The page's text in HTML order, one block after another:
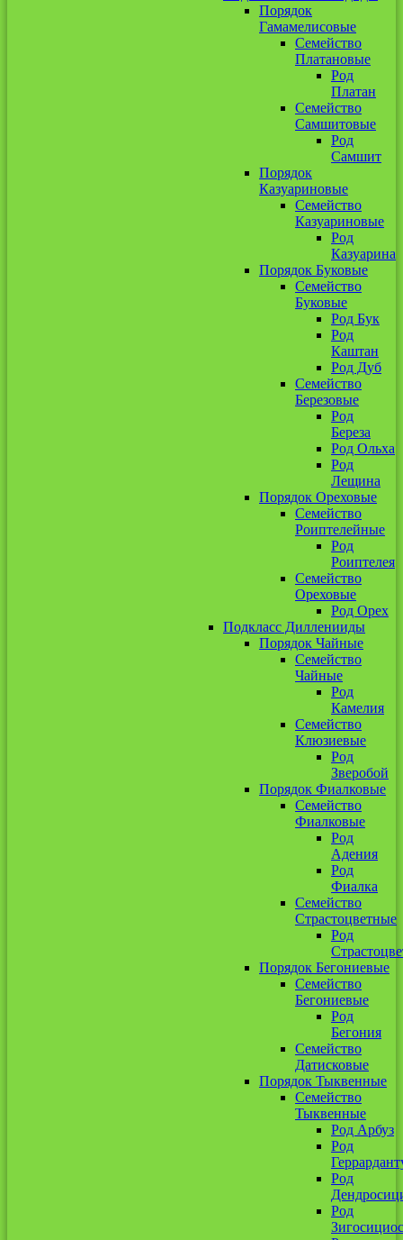
Порядок
Гамамелисовые
Семейство
Платановые
Род
Платан
Семейство
Самшитовые
Род
Самшит
Порядок
Казуариновые
Семейство
Казуариновые
Род
Казуарина
Порядок Буковые
Семейство
Буковые
Род Бук
Род
Каштан
Род Дуб
Семейство
Березовые
Род
Береза
Род Ольха
Род
Лещина
Порядок Ореховые
Семейство
Роиптелейные
Род
Роиптелея
Семейство
Ореховые
Род Орех
Подкласс Дилленииды
Порядок Чайные
Семейство
Чайные
Род
Камелия
Семейство
Клюзиевые
Род
Зверобой
Порядок Фиалковые
Семейство
Фиалковые
Род
Адения
Род
Фиалка
Семейство
Страстоцветные
Род
Порядок Бегониевые
Семейство
Бегониевые
Род
Бегония
Семейство
Датисковые
Порядок Тыквенные
Семейство
Тыквенные
Род Арбуз
Род
Род
Род
Зигосициос